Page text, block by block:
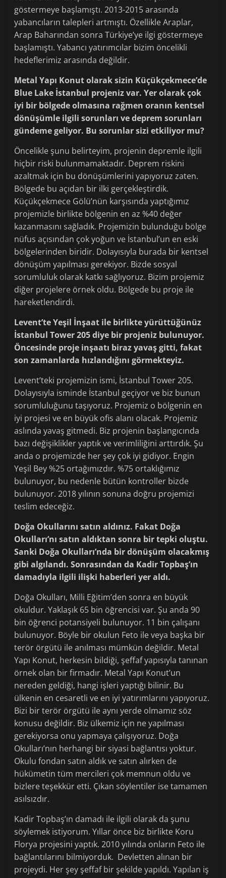
göstermeye başlamıştı. 2013-2015 arasında
yabancıların talepleri artmıştı. Özellikle Araplar,
Arap Baharından sonra Türkiye’ye ilgi göstermeye
başlamıştı. Yabancı yatırımcılar bizim öncelikli
hedeflerimiz arasında değildir.
Metal Yapı Konut olarak sizin Küçükçekmece’de
Blue Lake İstanbul projeniz var. Yer olarak çok
iyi bir bölgede olmasına rağmen oranın kentsel
dönüşümle ilgili sorunları ve deprem sorunları
gündeme geliyor. Bu sorunlar sizi etkiliyor mu?
Öncelikle şunu belirteyim, projenin depremle ilgili
hiçbir riski bulunmamaktadır. Deprem riskini
azaltmak için bu dönüşümlerini yapıyoruz zaten.
Bölgede bu açıdan bir ilki gerçekleştirdik.
Küçükçekmece Gölü’nün karşısında yaptığımız
projemizle birlikte bölgenin en az %40 değer
kazanmasını sağladık. Projemizin bulunduğu bölge
nüfus açısından çok yoğun ve İstanbul’un en eski
bölgelerinden biridir. Dolayısıyla burada bir kentsel
dönüşüm yapılması gerekiyor. Bizde sosyal
sorumluluk olarak katkı sağlıyoruz. Bizim projemiz
diğer projelere örnek oldu. Bölgede bu proje ile
hareketlendirdi.
Levent’te Yeşil İnşaat ile birlikte yürüttüğünüz
İstanbul Tower 205 diye bir projeniz bulunuyor.
Öncesinde proje inşaatı biraz yavaş gitti, fakat
son zamanlarda hızlandığını görmekteyiz.
Levent’teki projemizin ismi, İstanbul Tower 205.
Dolayısıyla isminde İstanbul geçiyor ve biz bunun
sorumluluğunu taşıyoruz. Projemiz o bölgenin en
iyi projesi ve en büyük ofis alanı olacak. Projemiz
aslında yavaş gitmedi. Biz projenin başlangıcında
bazı değişiklikler yaptık ve verimliliğini arttırdık. Şu
anda o projemizde her şey çok iyi gidiyor. Engin
Yeşil Bey %25 ortağımızdır. %75 ortaklığımız
bulunuyor, bu nedenle bütün kontroller bizde
bulunuyor. 2018 yılının sonuna doğru projemizi
teslim edeceğiz.
Doğa Okullarını satın aldınız. Fakat Doğa
Okulları’nı satın aldıktan sonra bir tepki oluştu.
Sanki Doğa Okulları’nda bir dönüşüm olacakmış
gibi algılandı. Sonrasından da Kadir Topbaş’ın
damadıyla ilgili ilişki haberleri yer aldı.
Doğa Okulları, Milli Eğitim’den sonra en büyük
okuldur. Yaklaşık 65 bin öğrencisi var. Şu anda 90
bin öğrenci potansiyeli bulunuyor. 11 bin çalışanı
bulunuyor. Böyle bir okulun Feto ile veya başka bir
terör örgütü ile anılması mümkün değildir. Metal
Yapı Konut, herkesin bildiği, şeffaf yapısıyla tanınan
örnek olan bir firmadır. Metal Yapı Konut’un
nereden geldiği, hangi işleri yaptığı bilinir. Bu
ülkenin en cesaretli ve en iyi yatırımlarını yapıyoruz.
Bizi bir terör örgütü ile aynı yerde olmamız söz
konusu değildir. Biz ülkemiz için ne yapılması
gerekiyorsa onu yapmaya çalışıyoruz. Doğa
Okulları’nın herhangi bir siyasi bağlantısı yoktur.
Okulu fondan satın aldık ve satın alırken de
hükümetin tüm mercileri çok memnun oldu ve
bizlere teşekkür etti. Çıkan söylentiler ise tamamen
asılsızdır.
Kadir Topbaş’ın damadı ile ilgili olarak da şunu
söylemek istiyorum. Yıllar önce biz birlikte Koru
Florya projesini yaptık. 2010 yılında onların Feto ile
bağlantılarını bilmiyorduk. Devletten alınan bir
projeydi. Her şey şeffaf bir şekilde yapıldı. Yapılan iş